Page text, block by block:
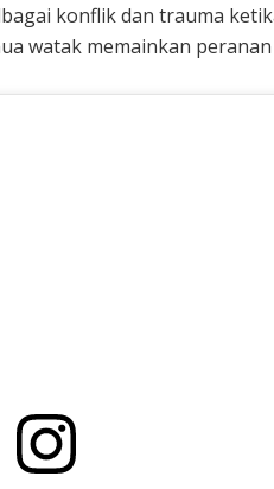
konflik dan trauma
watak memainkan